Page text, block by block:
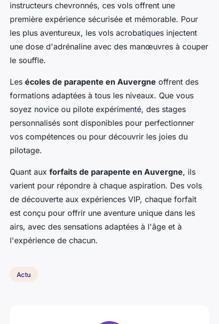
instructeurs chevronnés, ces vols offrent une
première expérience sécurisée et mémorable. Pour
les plus aventureux, les vols acrobatiques injectent
une dose d'adrénaline avec des manœuvres à couper
le souffle.
Les écoles de parapente en Auvergne offrent des
formations adaptées à tous les niveaux. Que vous
soyez novice ou pilote expérimenté, des stages
personnalisés sont disponibles pour perfectionner
vos compétences ou pour découvrir les joies du
pilotage.
Quant aux forfaits de parapente en Auvergne, ils
varient pour répondre à chaque aspiration. Des vols
de découverte aux expériences VIP, chaque forfait
est conçu pour offrir une aventure unique dans les
airs, avec des sensations adaptées à l'âge et à
l'expérience de chacun.
Actu